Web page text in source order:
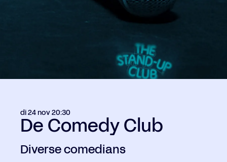
De Comedy Club
Diverse comedians
di 24 nov20:30